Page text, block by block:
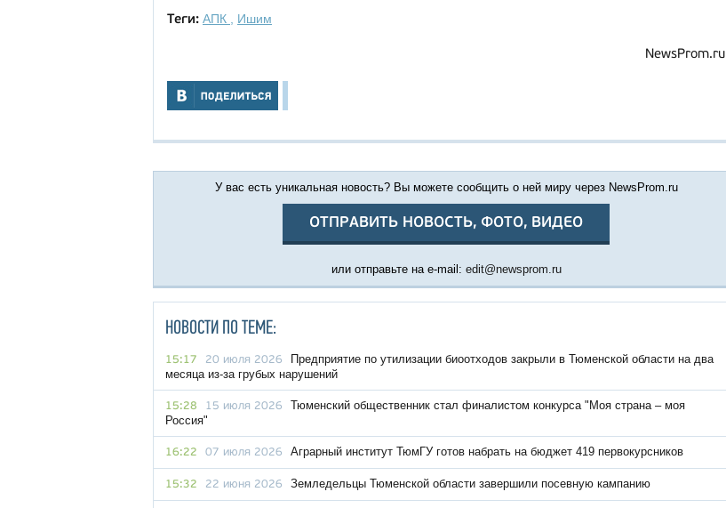
Теги: АПК Ишим
NewsProm.ru
У вас есть уникальная новость? Вы можете сообщить о ней миру через NewsProm.ru
ОТПРАВИТЬ НОВОСТЬ, ФОТО, ВИДЕО
или отправьте на e-mail: edit@newsprom.ru
НОВОСТИ ПО ТЕМЕ:
15:17 20 июля 2026
Предприятие по утилизации биоотходов закрыли в Тюменской области на два
месяца из-за грубых нарушений
15:28 15 июля 2026
Тюменский общественник стал финалистом конкурса "Моя страна – моя
Россия"
16:22 07 июля 2026 Аграрный институт ТюмГУ готов набрать на бюджет 419 первокурсников
15:32 22 июня 2026 Земледельцы Тюменской области завершили посевную кампанию